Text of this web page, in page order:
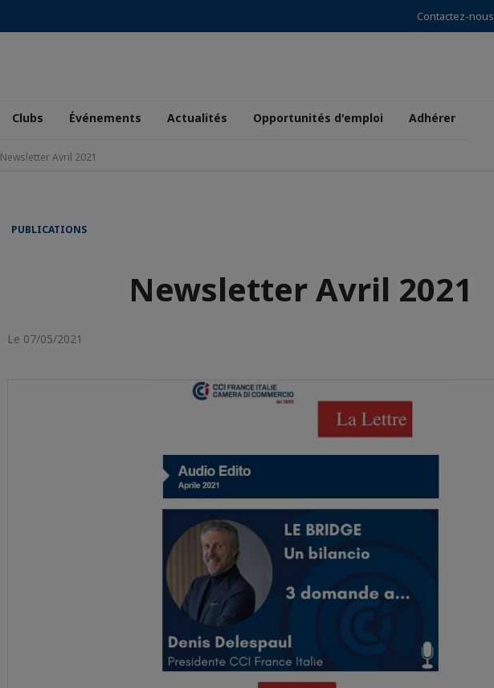
Contactez-nous
Clubs Événements Actualités Opportunités d'emploi Adhérer
Newsletter Avril 2021
PUBLICATIONS
Newsletter Avril 2021
Le 07/05/2021